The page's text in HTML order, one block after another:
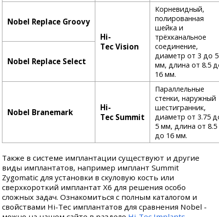
Nobel Replace Groovy
Hi-
Tec Vision
Корневидный,
полированная
шейка и
трёхканальное
соединение,
диаметр от 3 до 5
мм, длина от 8.5
16 мм.
Nobel Replace Select
Nobel Branemark
Hi-
Tec Summit
Параллельные
стенки, наружный
шестигранник,
диаметр от 3.75
5 мм, длина от 8.5
до 16 мм.
Также в системе имплантации существуют и другие
виды имплантатов, например имплант Summit
Zygomatic для установки в скуловую кость или
сверхкороткий имплантат X6 для решения особо
сложных задач. Ознакомиться с полным каталогом и
свойствами Hi-Tec имплантатов для сравнения Nobel -